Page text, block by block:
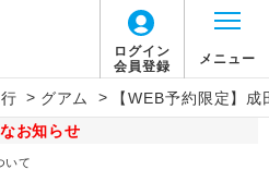
ログイン
会員登録
メニュー
> グアム >
【WEB予約限定】
お知らせ
いて